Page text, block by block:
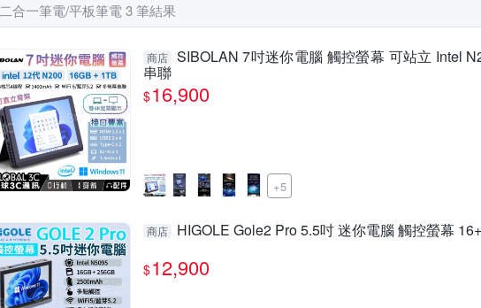
二合一筆電/平板筆電 3 筆結果
商店 SIBOLAN 7吋迷你電腦 觸控螢幕 可站立 Intel
串聯
$16,900
+5
商店 HIGOLE Gole2 Pro 5.5吋 迷你電腦 觸控螢幕
$12,900